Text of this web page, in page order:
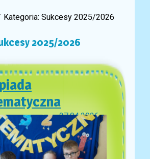
Kategoria: Sukcesy 2025/2026
2025/2026
27.04.2026